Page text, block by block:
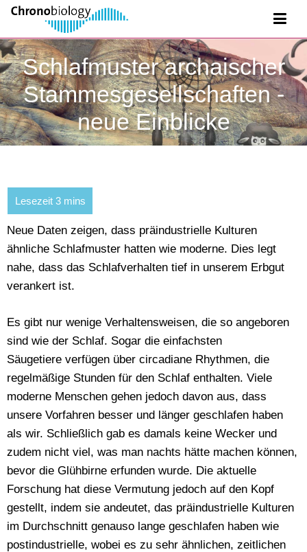
Schlafmuster archaischer
Stammesgesellschaften -
neue Einblicke
Neue Daten zeigen, dass präindustrielle Kulturen
ähnliche Schlafmuster hatten wie moderne. Dies legt
nahe, dass das Schlafverhalten tief in unserem Erbgut
verankert ist.
Es gibt nur wenige Verhaltensweisen, die so angeboren
sind wie der Schlaf. Sogar die einfachsten
Säugetiere verfügen über circadiane Rhythmen, die
regelmäßige Stunden für den Schlaf enthalten. Viele
moderne Menschen gehen jedoch davon aus, dass
unsere Vorfahren besser und länger geschlafen haben
als wir. Schließlich gab es damals keine Wecker und
zudem nicht viel, was man nachts hätte machen können,
bevor die Glühbirne erfunden wurde. Die aktuelle
Forschung hat diese Vermutung jedoch auf den Kopf
gestellt, indem sie andeutet, das präindustrielle Kulturen
im Durchschnitt genauso lange geschlafen haben wie
postindustrielle, wobei es zu sehr ähnlichen, zeitlichen